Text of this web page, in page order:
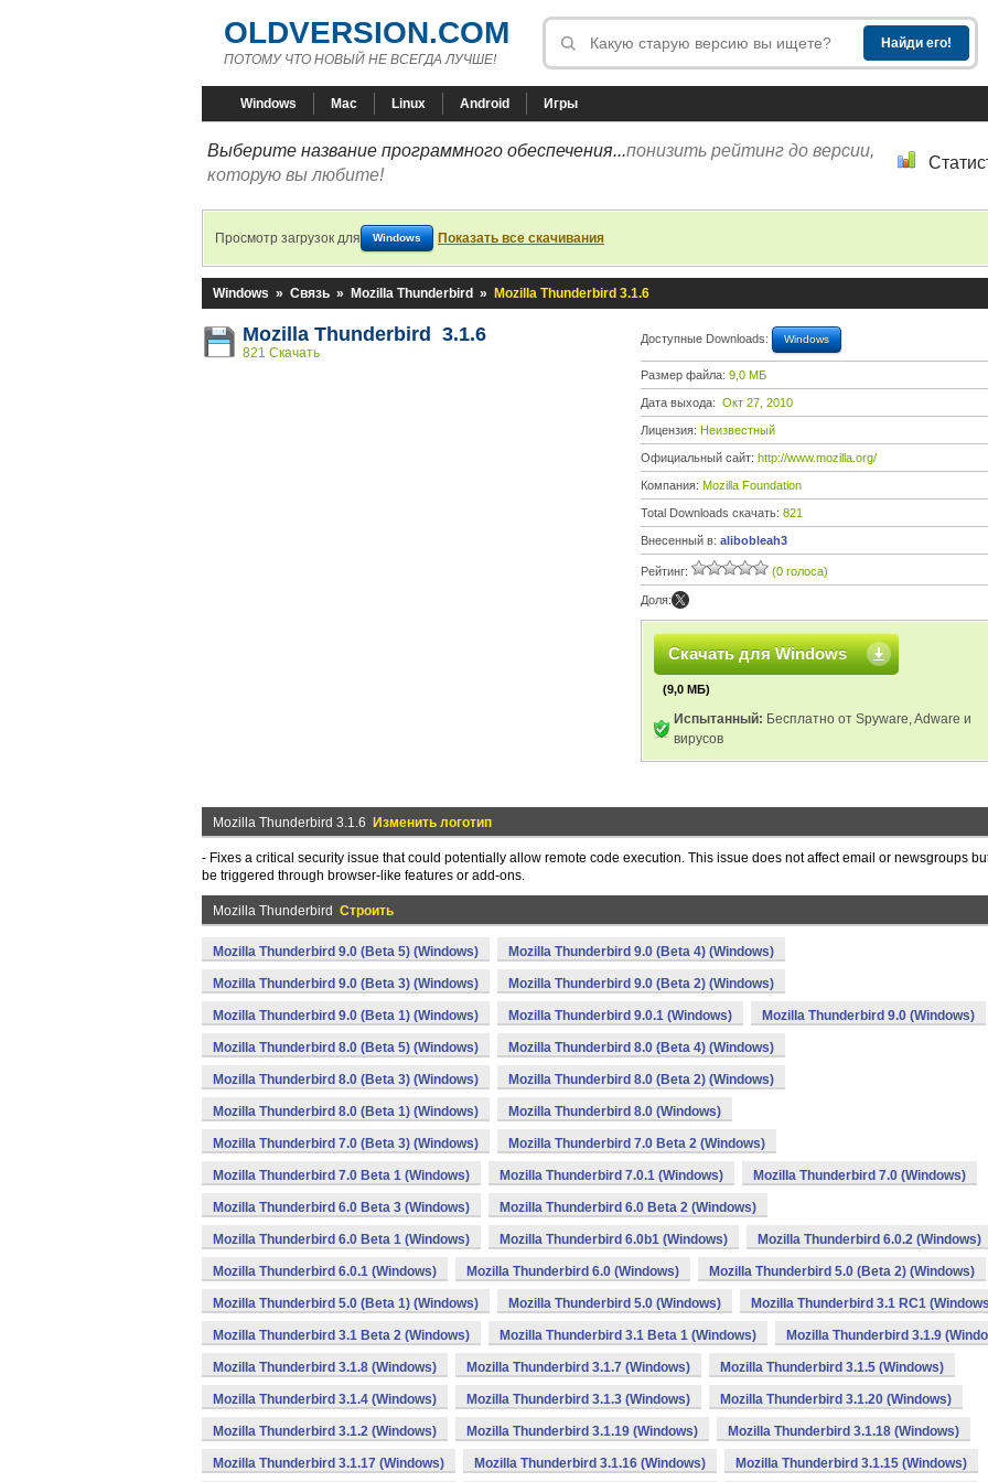
OLDVERSION.COM
ПОТОМУ ЧТО НОВЫЙ НЕ ВСЕГДА ЛУЧШЕ!
Windows Mac Linux Android Игры
Выберите название программного обеспечения...понизить рейтинг до версии,
которую вы любите!
Просмотр загрузок для Windows Показать все скачивания
Windows » Связь » Mozilla Thunderbird » Mozilla Thunderbird 3.1.6
Mozilla Thunderbird 3.1.6
821 Скачать
Доступные Downloads: Windows
Размер файла: 9,0 МБ
Дата выхода: Окт 27, 2010
Лицензия: Неизвестный
Официальный сайт: http://www.mozilla.org/
Компания: Mozilla Foundation
Total Downloads скачать: 821
Внесенный в: alibobleah3
Рейтинг: (0 голоса)
Доля:
Скачать для Windows
(9,0 МБ)
Испытанный: Бесплатно от Spyware, Adware и
вирусов
Mozilla Thunderbird 3.1.6 Изменить логотип
- Fixes a critical security issue that could potentially allow remote code execution. This issue does not affect email or newsgroups
be triggered through browser-like features or add-ons.
Mozilla Thunderbird Строить
Mozilla Thunderbird 9.0 (Beta 5) (Windows) Mozilla Thunderbird 9.0 (Beta 4) (Windows)
Mozilla Thunderbird 9.0 (Beta 3) (Windows) Mozilla Thunderbird 9.0 (Beta 2) (Windows)
Mozilla Thunderbird 9.0 (Beta 1) (Windows) Mozilla Thunderbird 9.0.1 (Windows) Mozilla Thunderbird 9.0 (Windows)
Mozilla Thunderbird 8.0 (Beta 5) (Windows) Mozilla Thunderbird 8.0 (Beta 4) (Windows)
Mozilla Thunderbird 8.0 (Beta 3) (Windows) Mozilla Thunderbird 8.0 (Beta 2) (Windows)
Mozilla Thunderbird 8.0 (Beta 1) (Windows) Mozilla Thunderbird 8.0 (Windows)
Mozilla Thunderbird 7.0 (Beta 3) (Windows) Mozilla Thunderbird 7.0 Beta 2 (Windows)
Mozilla Thunderbird 7.0 Beta 1 (Windows) Mozilla Thunderbird 7.0.1 (Windows) Mozilla Thunderbird 7.0 (Windows)
Mozilla Thunderbird 6.0 Beta 3 (Windows) Mozilla Thunderbird 6.0 Beta 2 (Windows)
Mozilla Thunderbird 6.0 Beta 1 (Windows) Mozilla Thunderbird 6.0b1 (Windows) Mozilla Thunderbird 6.0.2 (Windows)
Mozilla Thunderbird 6.0.1 (Windows) Mozilla Thunderbird 6.0 (Windows) Mozilla Thunderbird 5.0 (Beta 2) (Windows)
Mozilla Thunderbird 5.0 (Beta 1) (Windows) Mozilla Thunderbird 5.0 (Windows) Mozilla Thunderbird 3.1 RC1
Mozilla Thunderbird 3.1 Beta 2 (Windows) Mozilla Thunderbird 3.1 Beta 1 (Windows) Mozilla Thunderbird 3.1.9
Mozilla Thunderbird 3.1.8 (Windows) Mozilla Thunderbird 3.1.7 (Windows) Mozilla Thunderbird 3.1.5 (Windows)
Mozilla Thunderbird 3.1.4 (Windows) Mozilla Thunderbird 3.1.3 (Windows) Mozilla Thunderbird 3.1.20 (Windows)
Mozilla Thunderbird 3.1.2 (Windows) Mozilla Thunderbird 3.1.19 (Windows) Mozilla Thunderbird 3.1.18 (Windows)
Mozilla Thunderbird 3.1.17 (Windows) Mozilla Thunderbird 3.1.16 (Windows) Mozilla Thunderbird 3.1.15 (Windows)